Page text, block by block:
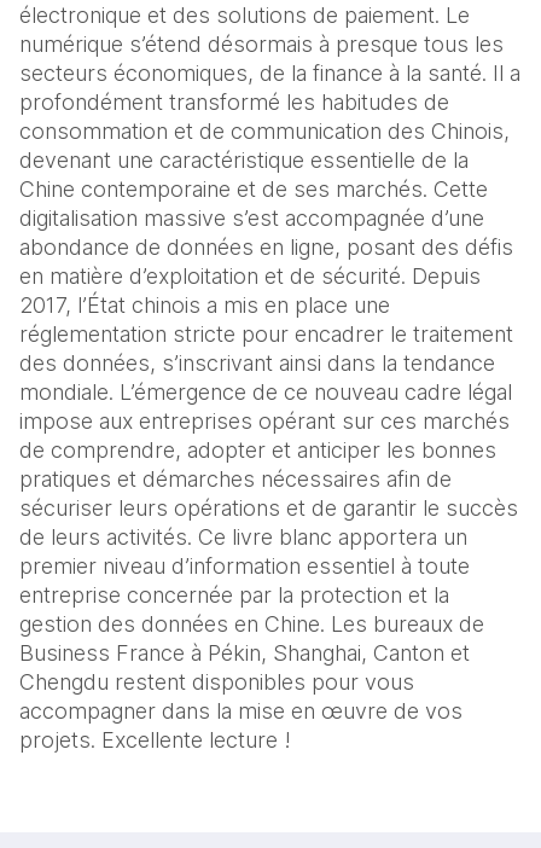
électronique et des solutions de paiement. Le
numérique s’étend désormais à presque tous les
secteurs économiques, de la finance à la santé. Il a
profondément transformé les habitudes de
consommation et de communication des Chinois,
devenant une caractéristique essentielle de la
Chine contemporaine et de ses marchés. Cette
digitalisation massive s’est accompagnée d’une
abondance de données en ligne, posant des défis
en matière d’exploitation et de sécurité. Depuis
2017, l’État chinois a mis en place une
réglementation stricte pour encadrer le traitement
des données, s’inscrivant ainsi dans la tendance
mondiale. L’émergence de ce nouveau cadre légal
impose aux entreprises opérant sur ces marchés
de comprendre, adopter et anticiper les bonnes
pratiques et démarches nécessaires afin de
sécuriser leurs opérations et de garantir le succès
de leurs activités. Ce livre blanc apportera un
premier niveau d’information essentiel à toute
entreprise concernée par la protection et la
gestion des données en Chine. Les bureaux de
Business France à Pékin, Shanghai, Canton et
Chengdu restent disponibles pour vous
accompagner dans la mise en œuvre de vos
projets. Excellente lecture !